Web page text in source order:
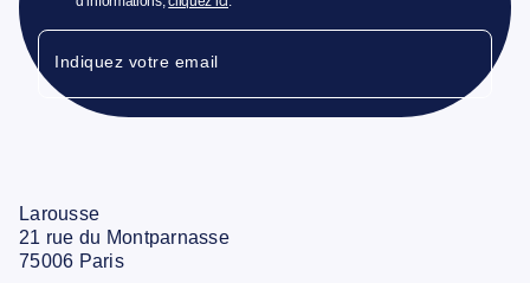
Indiquez votre email
Larousse
21 rue du Montparnasse
75006 Paris